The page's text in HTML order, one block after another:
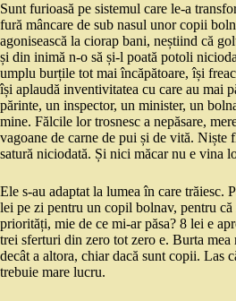
Sunt furioasă pe sistemul care le-a
fură mâncare de sub nasul unor copii
agonisească la ciorap bani, neștiind că
și din inimă n-o să și-l poată potoli
umplu burțile tot mai încăpătoare, își
își aplaudă inventivitatea cu care au mai
părinte, un inspector, un minister, un
mine. Fălcile lor trosnesc a nepăsare,
vagoane de carne de pui și de vită. Niște
satură niciodată. Și nici măcar nu e vina
Ele s-au adaptat la lumea în care trăiesc.
lei pe zi pentru un copil bolnav, pentru că
priorități, mie de ce mi-ar păsa? 8 lei e
trei sferturi din zero tot zero e. Burta mea
decât a altora, chiar dacă sunt copii. Las
trebuie mare lucru.